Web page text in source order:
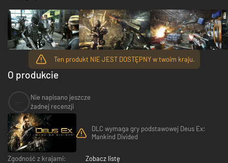
Ten produkt NIE JEST DOSTĘPNY w twoim kraju.
O produkcie
Nie napisano jeszcze
żadnej recenzji
DLC wymaga gry podstawowej Deus Ex:
Mankind Divided
Zgodność z krajami:
Zobacz listę